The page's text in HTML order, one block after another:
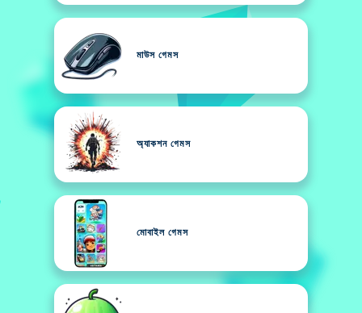
মাউস গেমস
অ্যাকশন গেমস
মোবাইল গেমস